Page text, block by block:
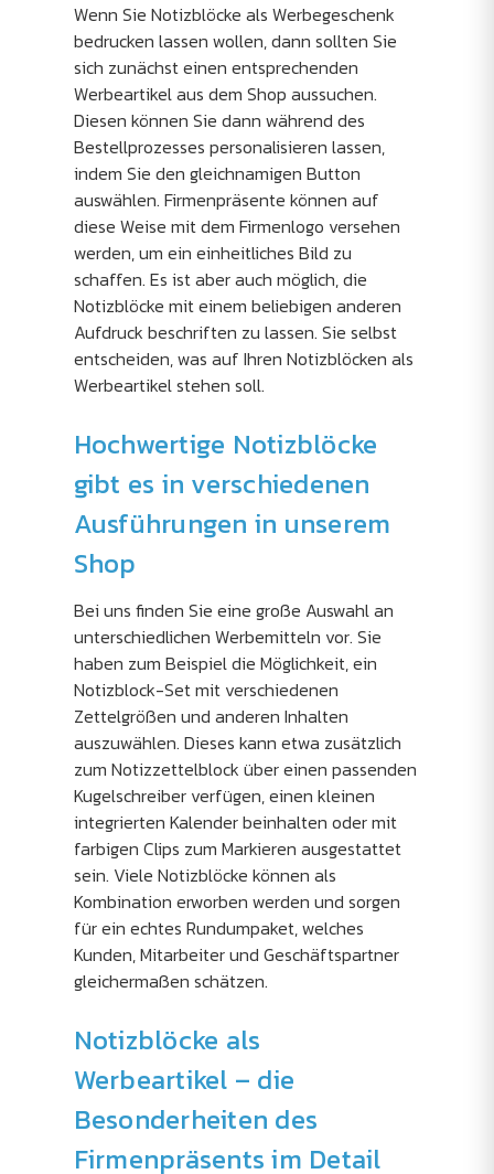
Wenn Sie Notizblöcke als Werbegeschenk
bedrucken lassen wollen, dann sollten Sie
sich zunächst einen entsprechenden
Werbeartikel aus dem Shop aussuchen.
Diesen können Sie dann während des
Bestellprozesses personalisieren lassen,
indem Sie den gleichnamigen Button
auswählen. Firmenpräsente können auf
diese Weise mit dem Firmenlogo versehen
werden, um ein einheitliches Bild zu
schaffen. Es ist aber auch möglich, die
Notizblöcke mit einem beliebigen anderen
Aufdruck beschriften zu lassen. Sie selbst
entscheiden, was auf Ihren Notizblöcken als
Werbeartikel stehen soll.
Hochwertige Notizblöcke
gibt es in verschiedenen
Ausführungen in unserem
Shop
Bei uns finden Sie eine große Auswahl an
unterschiedlichen Werbemitteln vor. Sie
haben zum Beispiel die Möglichkeit, ein
Notizblock-Set mit verschiedenen
Zettelgrößen und anderen Inhalten
auszuwählen. Dieses kann etwa zusätzlich
zum Notizzettelblock über einen passenden
Kugelschreiber verfügen, einen kleinen
integrierten Kalender beinhalten oder mit
farbigen Clips zum Markieren ausgestattet
sein. Viele Notizblöcke können als
Kombination erworben werden und sorgen
für ein echtes Rundumpaket, welches
Kunden, Mitarbeiter und Geschäftspartner
gleichermaßen schätzen.
Notizblöcke als
Werbeartikel – die
Besonderheiten des
Firmenpräsents im Detail